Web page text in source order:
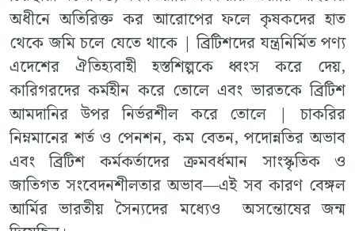
অধীনে অতিরিক্ত কর আরোপের ফলে কৃষকদের হাত
থেকে জমি চলে যেতে থাকে | ব্রিটিশদের যন্ত্রনির্মিত পণ্য
এদেশের ঐতিহ্যবাহী হস্তশিল্পকে ধ্বংস করে দেয়,
কারিগরদের কর্মহীন করে তোলে এবং ভারতকে ব্রিটিশ
আমদানির উপর নির্ভরশীল করে তোলে | চাকরির
নিম্নমানের শর্ত ও পেনশন, কম বেতন, পদোন্নতির অভাব
এবং ব্রিটিশ কর্মকর্তাদের ক্রমবর্ধমান সাংস্কৃতিক ও
জাতিগত সংবেদনশীলতার অভাব—এই সব কারণ বেঙ্গল
আর্মির ভারতীয় সৈন্যদের মধ্যেও অসন্তোষের জন্ম